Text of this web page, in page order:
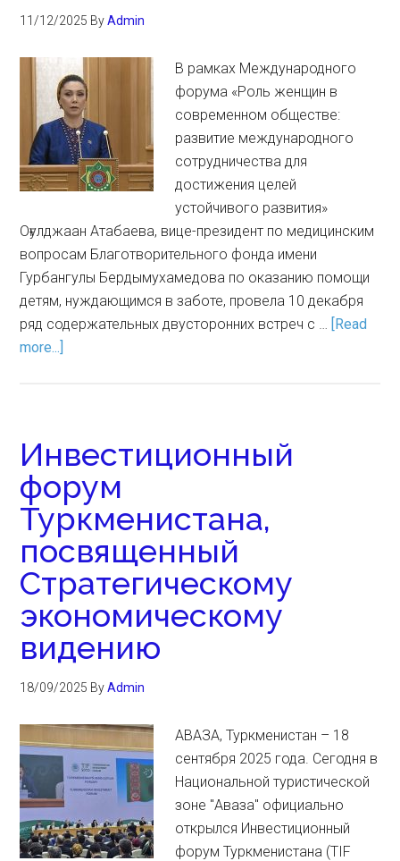
11/12/2025 ByAdmin
В рамках Международного
форума «Роль женщин в
современном обществе:
развитие международного
сотрудничества для
достижения целей
устойчивого развития»
Оғулджаан Атабаева, вице-президент по медицинским
вопросам Благотворительного фонда имени
Гурбангулы Бердымухамедова по оказанию помощи
детям, нуждающимся в заботе, провела 10 декабря
ряд содержательных двусторонних встреч с … [Read
more...]
Инвестиционный
форум
Туркменистана,
посвященный
Стратегическому
экономическому
видению
18/09/2025 ByAdmin
АВАЗА, Туркменистан – 18
сентября 2025 года. Сегодня в
Национальной туристической
зоне "Аваза" официально
открылся Инвестиционный
форум Туркменистана (TIF